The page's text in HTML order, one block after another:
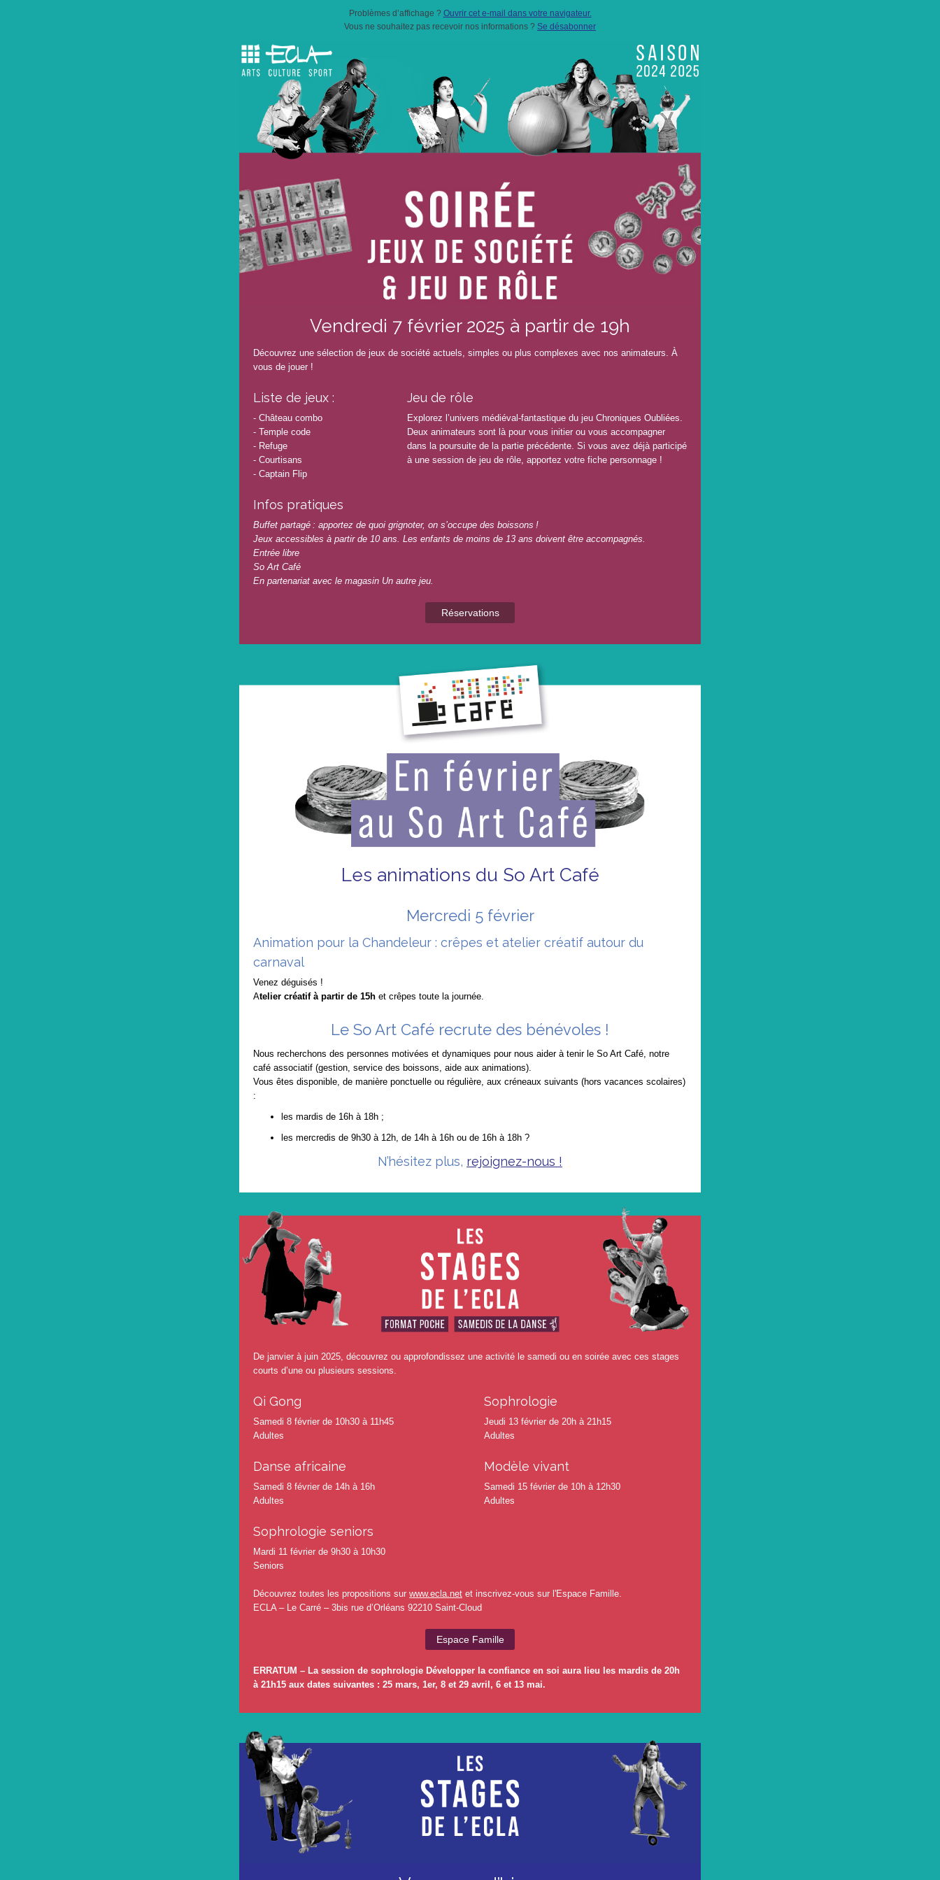
Problèmes d’affichage ? Ouvrir cet e-mail dans votre navigateur.
Vous ne souhaitez pas recevoir nos informations ? Se désabonner
Vendredi 7 février 2025 à partir de 19h
Découvrez une sélection de jeux de société actuels, simples ou plus complexes avec nos animateurs. À
vous de jouer !
Liste de jeux :
- Château combo
- Temple code
- Refuge
- Courtisans
- Captain Flip
Jeu de rôle
Explorez l’univers médiéval-fantastique du jeu Chroniques Oubliées.
Deux animateurs sont là pour vous initier ou vous accompagner
dans la poursuite de la partie précédente. Si vous avez déjà participé
à une session de jeu de rôle, apportez votre fiche personnage !
Infos pratiques
Buffet partagé : apportez de quoi grignoter, on s’occupe des boissons !
Jeux accessibles à partir de 10 ans. Les enfants de moins de 13 ans doivent être accompagnés.
Entrée libre
So Art Café
En partenariat avec le magasin Un autre jeu.
Réservations
Les animations du So Art Café
Mercredi 5 février
Animation pour la Chandeleur : crêpes et atelier créatif autour du
carnaval
Venez déguisés !
Atelier créatif à partir de 15h et crêpes toute la journée.
Le So Art Café recrute des bénévoles !
Nous recherchons des personnes motivées et dynamiques pour nous aider à tenir le So Art Café, notre
café associatif (gestion, service des boissons, aide aux animations).
Vous êtes disponible, de manière ponctuelle ou régulière, aux créneaux suivants (hors vacances scolaires)
:
les mardis de 16h à 18h ;
les mercredis de 9h30 à 12h, de 14h à 16h ou de 16h à 18h ?
N’hésitez plus, rejoignez-nous !
De janvier à juin 2025, découvrez ou approfondissez une activité le samedi ou en soirée avec ces stages
courts d’une ou plusieurs sessions.
Qi Gong
Samedi 8 février de 10h30 à 11h45
Adultes
Danse africaine
Samedi 8 février de 14h à 16h
Adultes
Sophrologie seniors
Mardi 11 février de 9h30 à 10h30
Seniors
Sophrologie
Jeudi 13 février de 20h à 21h15
Adultes
Modèle vivant
Samedi 15 février de 10h à 12h30
Adultes
Découvrez toutes les propositions sur www.ecla.net et inscrivez-vous sur l'Espace Famille.
ECLA – Le Carré – 3bis rue d’Orléans 92210 Saint-Cloud
Espace Famille
ERRATUM – La session de sophrologie Développer la confiance en soi aura lieu les mardis de 20h
à 21h15 aux dates suivantes : 25 mars, 1er, 8 et 29 avril, 6 et 13 mai.